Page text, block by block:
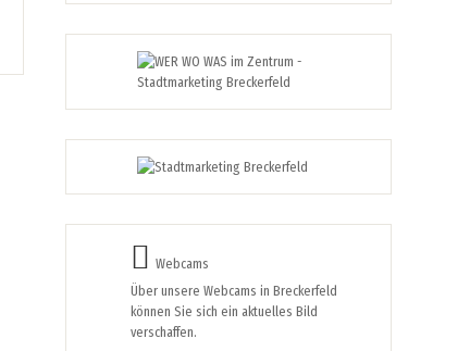
Webcams
Über unsere Webcams in Breckerfeld
können Sie sich ein aktuelles Bild
verschaffen.